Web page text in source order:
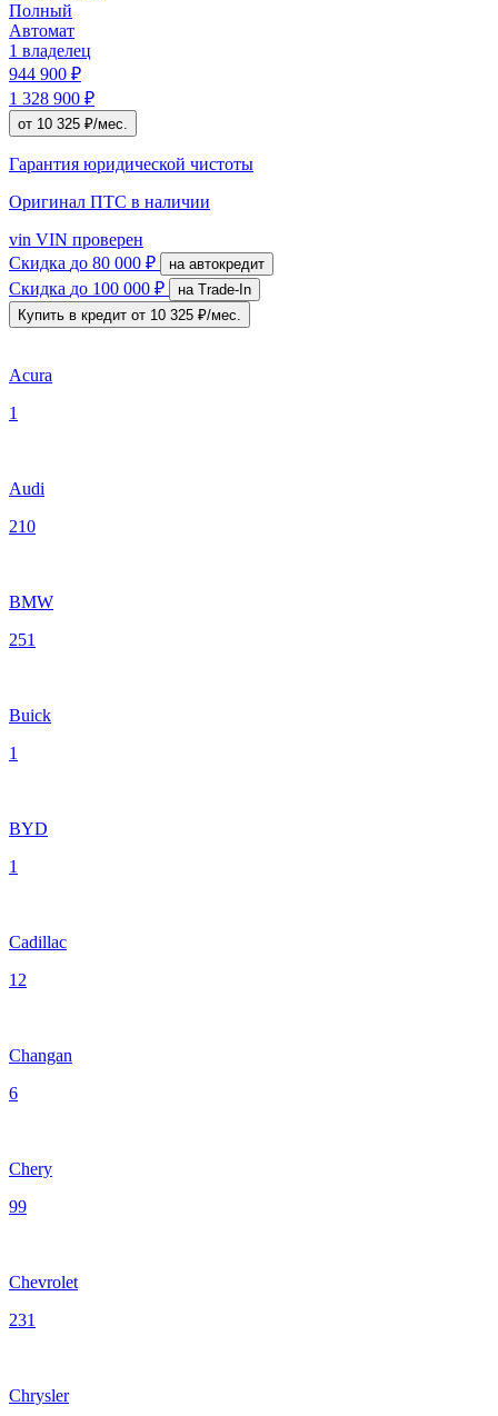
Полный
Автомат
1 владелец
944 900 ₽
1 328 900 ₽
от 10 325 ₽/мес.
Гарантия юридической чистоты
Оригинал ПТС в наличии
vin VIN проверен
Скидка до 80 000 ₽ на автокредит
Скидка до 100 000 ₽
на Trade-In
Купить в кредит от 10 325 ₽/мес.
Acura
1
Audi
210
BMW
251
Buick
1
BYD
1
Cadillac
12
Changan
6
Chery
99
Chevrolet
231
Chrysler